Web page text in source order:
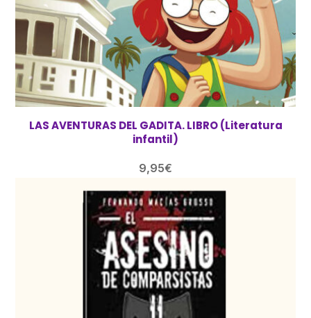
LAS AVENTURAS DEL GADITA. LIBRO (Literatura
infantil)
9,95€